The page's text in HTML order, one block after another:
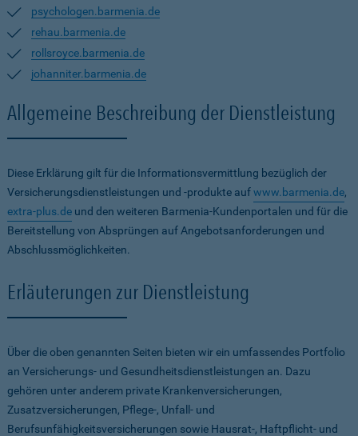
psychologen.barmenia.de
rehau.barmenia.de
rollsroyce.barmenia.de
johanniter.barmenia.de
Allgemeine Beschreibung der Dienstleistung
Diese Erklärung gilt für die Informationsvermittlung bezüglich der
Versicherungsdienstleistungen und -produkte aufwww.barmenia.de,
extra-plus.de und den weiteren Barmenia-Kundenportalen und für die
Bereitstellung von Absprüngen auf Angebotsanforderungen und
Abschlussmöglichkeiten.
Erläuterungen zur Dienstleistung
Über die oben genannten Seiten bieten wir ein umfassendes Portfolio
an Versicherungs- und Gesundheitsdienstleistungen an. Dazu
gehören unter anderem private Krankenversicherungen,
Zusatzversicherungen, Pflege-, Unfall- und
Berufsunfähigkeitsversicherungen sowie Hausrat-, Haftpflicht- und